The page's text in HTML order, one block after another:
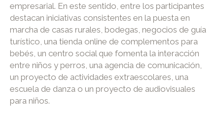
empresarial. En este sentido, entre los participantes
destacan iniciativas consistentes en la puesta en
marcha de casas rurales, bodegas, negocios de guía
turístico, una tienda online de complementos para
bebés, un centro social que fomenta la interacción
entre niños y perros, una agencia de comunicación,
un proyecto de actividades extraescolares, una
escuela de danza o un proyecto de audiovisuales
para niños.